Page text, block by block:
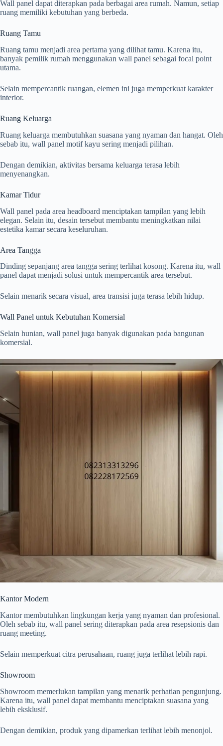
Wall panel dapat diterapkan pada berbagai area rumah. Namun, setiap
ruang memiliki kebutuhan yang berbeda.
Ruang Tamu
Ruang tamu menjadi area pertama yang dilihat tamu. Karena itu,
banyak pemilik rumah menggunakan wall panel sebagai focal point
utama.
Selain mempercantik ruangan, elemen ini juga memperkuat karakter
interior.
Ruang Keluarga
Ruang keluarga membutuhkan suasana yang nyaman dan hangat. Oleh
sebab itu, wall panel motif kayu sering menjadi pilihan.
Dengan demikian, aktivitas bersama keluarga terasa lebih
menyenangkan.
Kamar Tidur
Wall panel pada area headboard menciptakan tampilan yang lebih
elegan. Selain itu, desain tersebut membantu meningkatkan nilai
estetika kamar secara keseluruhan.
Area Tangga
Dinding sepanjang area tangga sering terlihat kosong. Karena itu, wall
panel dapat menjadi solusi untuk mempercantik area tersebut.
Selain menarik secara visual, area transisi juga terasa lebih hidup.
Wall Panel untuk Kebutuhan Komersial
Selain hunian, wall panel juga banyak digunakan pada bangunan
komersial.
Kantor Modern
Kantor membutuhkan lingkungan kerja yang nyaman dan profesional.
Oleh sebab itu, wall panel sering diterapkan pada area resepsionis dan
ruang meeting.
Selain memperkuat citra perusahaan, ruang juga terlihat lebih rapi.
Showroom
Showroom memerlukan tampilan yang menarik perhatian pengunjung.
Karena itu, wall panel dapat membantu menciptakan suasana yang
lebih eksklusif.
Dengan demikian, produk yang dipamerkan terlihat lebih menonjol.